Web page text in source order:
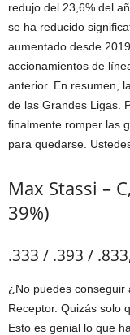
redujo del 23,6% del
se ha reducido
aumentado desde
accionamientos de
anterior. En resumen,
de las Grandes Ligas.
finalmente romper las
para quedarse.
Max Stassi –
39%)
.333 / .393 /
¿No puedes conseguir
Receptor. Quizás solo
Esto es genial lo que